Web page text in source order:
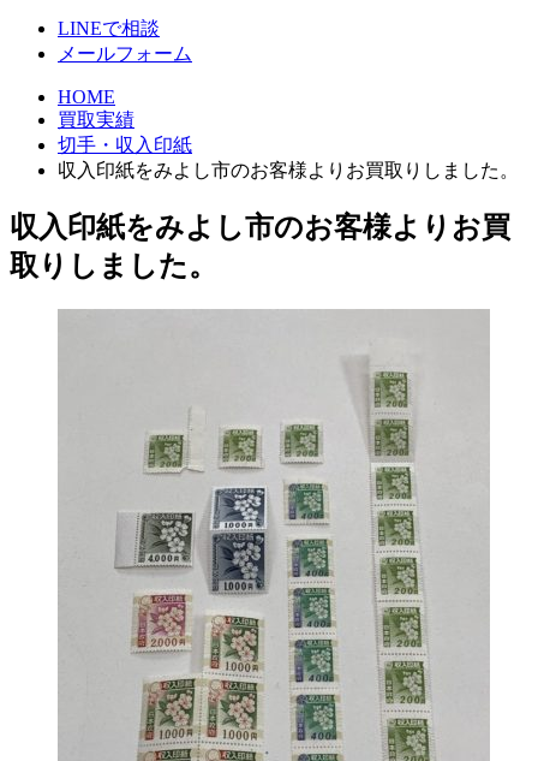
LINEで相談
メールフォーム
HOME
買取実績
切手・収入印紙
収入印紙をみよし市のお客様よりお買取りしました。
収入印紙をみよし市のお客様よりお買
取りしました。